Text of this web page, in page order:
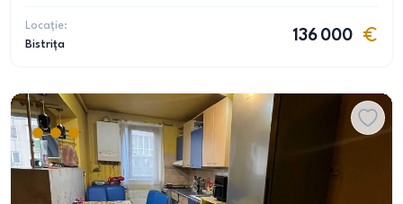
Locație:
Bistrița
136 000